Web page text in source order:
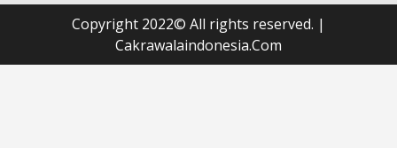
Copyright 2022© All rights reserved. |
Cakrawalaindonesia.Com